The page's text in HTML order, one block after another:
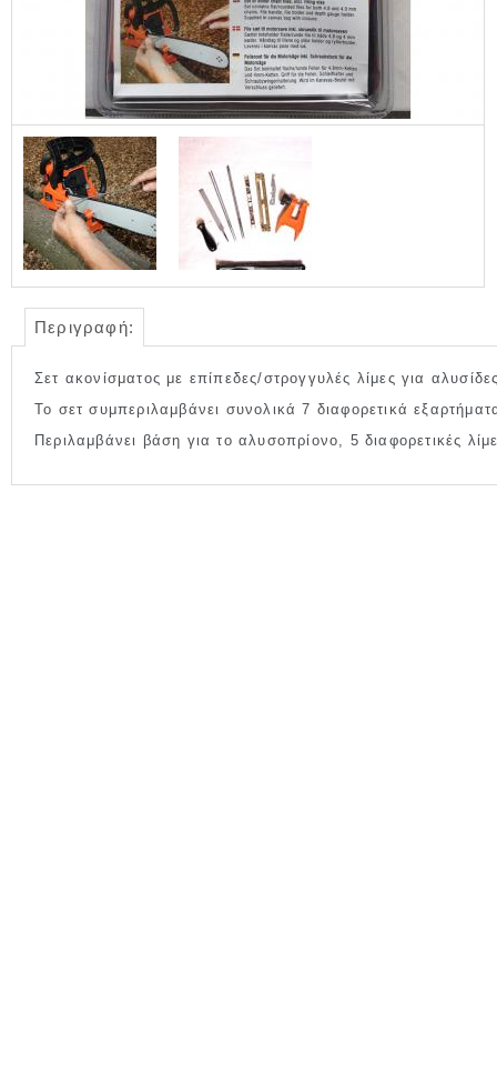
Περιγραφή:
Σετ ακονίσματος με επίπεδες/στρογγυλές λίμες για
Το σετ συμπεριλαμβάνει συνολικά 7 διαφορετικά
Περιλαμβάνει βάση για το αλυσοπρίονο, 5 διαφορετικές